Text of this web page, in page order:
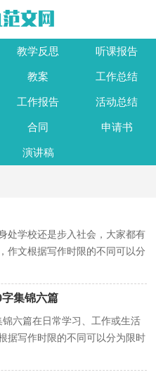
教学反思 听课报告
教案 工作总结
工作报告 活动总结
合同 申请书
演讲稿
处学校还是步入社会，大家都有
作文根据写作时限的不同可以分
文一筹莫展吗？以...
字集锦六篇
锦六篇在日常学习、工作或生活
据写作时限的不同可以分为限时
莫展吗？以下是...